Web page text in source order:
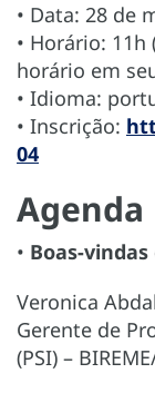
• Data: 28 de
• Horário: 11h
horário em
• Idioma:
• Inscrição:
04
Agenda
• Boas-
Veronica
Gerente de
(PSI) –